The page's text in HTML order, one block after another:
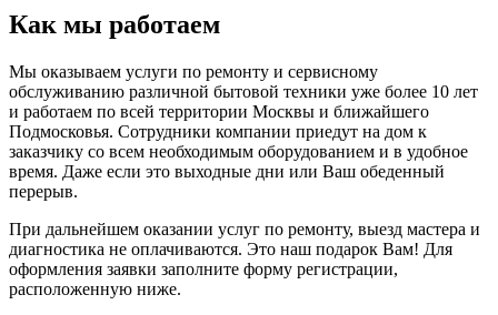
Как мы работаем
Мы оказываем услуги по ремонту и сервисному
обслуживанию различной бытовой техники уже более 10 лет
и работаем по всей территории Москвы и ближайшего
Подмосковья. Сотрудники компании приедут на дом к
заказчику со всем необходимым оборудованием и в удобное
время. Даже если это выходные дни или Ваш обеденный
перерыв.
При дальнейшем оказании услуг по ремонту, выезд мастера и
диагностика не оплачиваются. Это наш подарок Вам! Для
оформления заявки заполните форму регистрации,
расположенную ниже.